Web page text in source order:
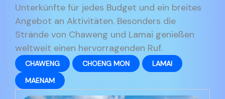
Unterkünfte für jedes Budget und ein breites
Angebot an Aktivitäten. Besonders die
Strände von Chaweng und Lamai genießen
weltweit einen hervorragenden Ruf.
CHAWENG CHOENG MON
LAMAI
MAENAM